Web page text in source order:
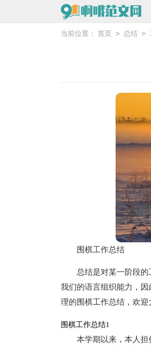
当前位置： 首页 > 总结 >
围棋工作总结
总结是对某一阶段
我们的语言组织能力，
理的围棋工作总结，欢迎
围棋工作总结1
本学期以来，本人